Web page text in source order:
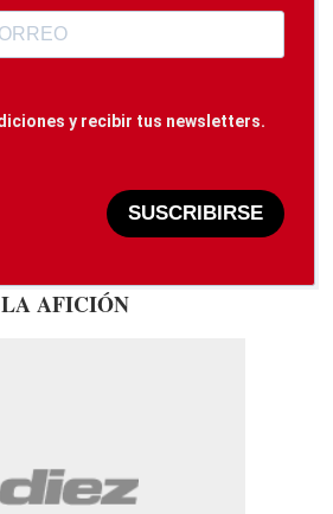
y recibir tus newsletters.
SUSCRIBIRSE
AFICIÓN